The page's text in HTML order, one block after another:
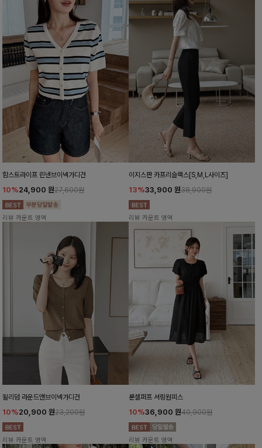
함스트라이프 린넨브이넥가디건
10%24,900 원27,600원
리뷰 카운트 영역
이지스판 카프리슬랙스[S,M,L사이즈]
13%33,900 원38,900원
리뷰 카운트 영역
윌리덤 라운드앤브이넥가디건
10%20,900 원23,200원
리뷰 카운트 영역
룬셀퍼프 셔링원피스
10%36,900 원40,900원
리뷰 카운트 영역